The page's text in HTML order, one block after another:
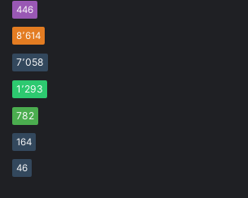
446
8٬614
7٬058
1٬293
782
164
46